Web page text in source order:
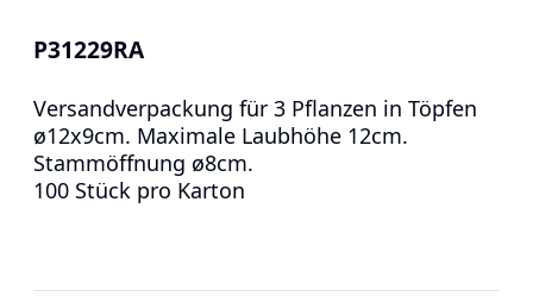
P31229RA
Versandverpackung für 3 Pflanzen in Töpfen
ø12x9cm. Maximale Laubhöhe 12cm.
Stammöffnung ø8cm.
100 Stück pro Karton